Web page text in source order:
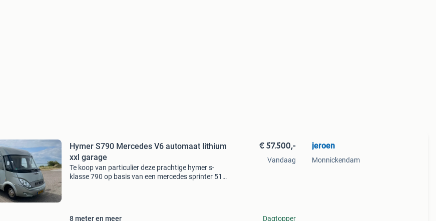
Hymer S790 Mercedes V6 automaat lithium
xxl garage
Te koop van particulier deze prachtige hymer s-
klasse 790 op basis van een mercedes sprinter 518
8 meter en meer
€ 57.500,-
Vandaag
Dagtopper
jeroen
Monnickendam